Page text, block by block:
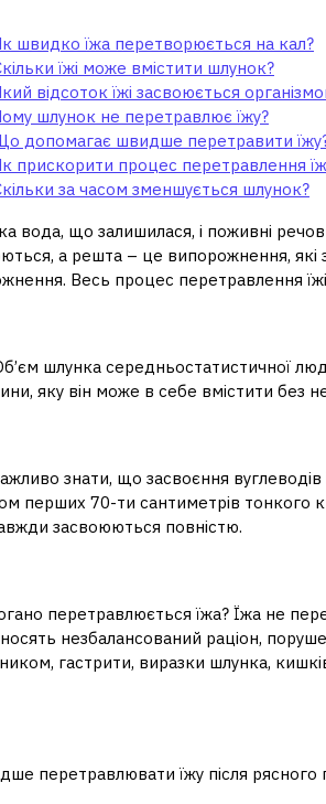
швидко їжа перетворюється на кал?
їжі може вмістити шлунок?
відсоток їжі засвоюється
шлунок не перетравлює їжу?
допомагає швидше перетравити
прискорити процес перетравлення
за часом зменшується шлунок?
вода, що залишилася, і поживні
а решта – це випорожнення, які
Весь процес перетравлення
шлунка середньостатистичної
яку він може в себе вмістити без
знати, що засвоєння вуглеводів
перших 70-ти сантиметрів тонкого
засвоюються повністю.
перетравлюється їжа? Їжа не
незбалансований раціон,
гастрити, виразки шлунка,
перетравлювати їжу після рясного